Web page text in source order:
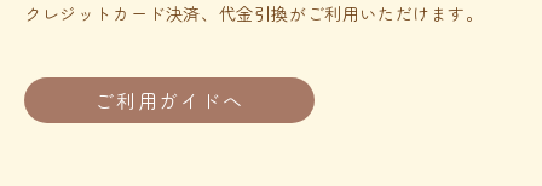
クレジットカード決済、代金引換がご利用いただけます。
ご利用ガイドへ